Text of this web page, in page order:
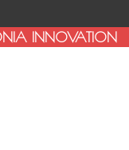
INNOVATION